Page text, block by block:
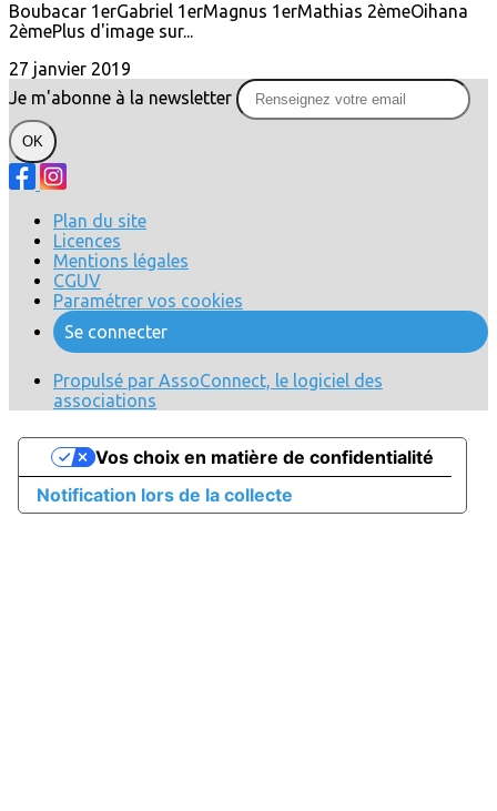
Boubacar 1erGabriel 1erMagnus 1erMathias 2èmeOihana
2èmePlus d'image sur...
27 janvier 2019
Je m'abonne à la newsletter
OK
Plan du site
Licences
Mentions légales
CGUV
Paramétrer vos cookies
Se connecter
Propulsé par AssoConnect, le logiciel des
associations
Notification lors de la collecte
Vos choix en matière de confidentialité